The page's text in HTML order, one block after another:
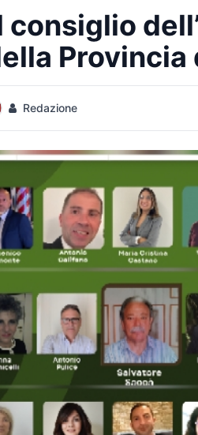
consiglio
Provincia
Redazione